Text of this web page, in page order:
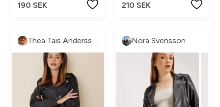
190 SEK
210 SEK
Thea Tais Andersson Nora Svensson